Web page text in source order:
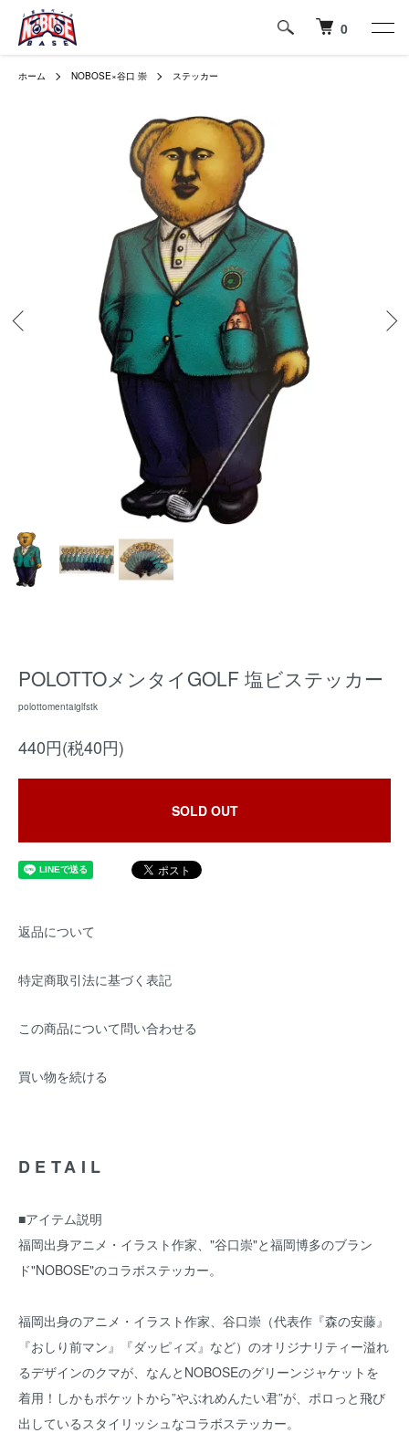
0
ホーム NOBOSE×谷口 崇 ステッカー
POLOTTOメンタイGOLF 塩ビステッカー
polottomentaiglfstk
440円(税40円)
SOLD OUT
返品について
特定商取引法に基づく表記
この商品について問い合わせる
買い物を続ける
DETAIL
■アイテム説明
福岡出身アニメ・イラスト作家、"谷口崇"と福岡博多のブラン
ド"NOBOSE"のコラボステッカー。
福岡出身のアニメ・イラスト作家、谷口崇（代表作『森の安藤』
『おしり前マン』『ダッピィズ』など）のオリジナリティー溢れ
るデザインのクマが、なんとNOBOSEのグリーンジャケットを
着用！しかもポケットから”やぶれめんたい君”が、ポロっと飛び
出しているスタイリッシュなコラボステッカー。